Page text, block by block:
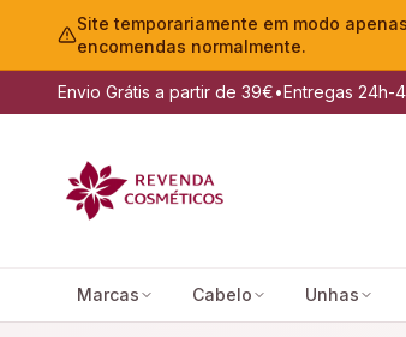
Site temporariamente em modo
encomendas normalmente.
Envio Grátis a partir de 39€•Entregas 24h-
Marcas Cabelo Unhas